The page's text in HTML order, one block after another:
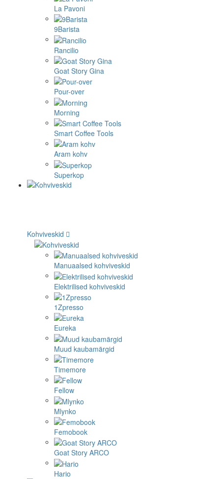
La Pavoni
9Barista
Rancilio
Goat Story Gina
Pour-over
Morning
Smart Coffee Tools
Aram kohv
Superkop
Kohviveskid
Manuaalsed kohviveskid
Elektrilised kohviveskid
1Zpresso
Eureka
Muud kaubamärgid
Timemore
Fellow
Mlynko
Femobook
Goat Story ARCO
Hario